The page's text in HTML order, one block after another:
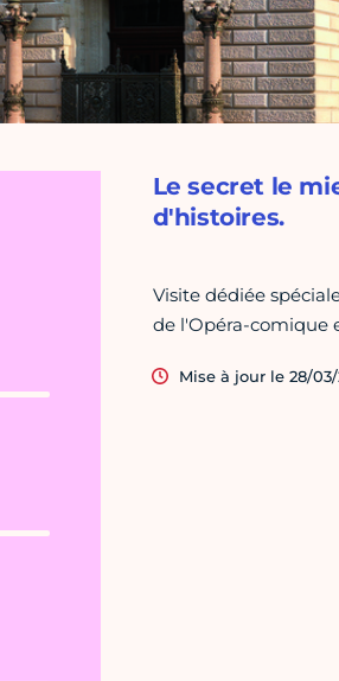
Le secret le
d'histoires.
Visite dédiée
de l'Opéra-comique
Mise à jour le 28/